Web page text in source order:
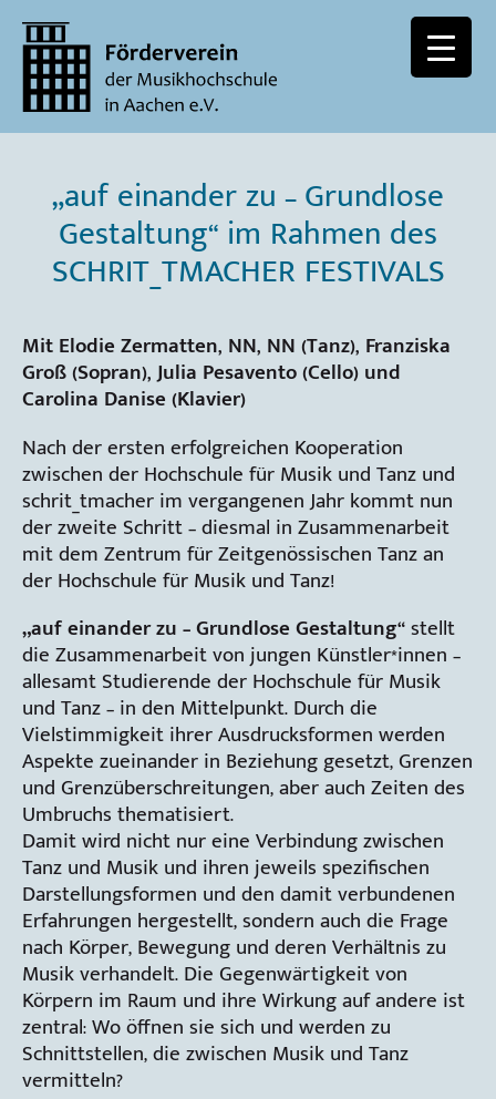
„auf einander zu – Grundlose
Gestaltung“ im Rahmen des
SCHRIT_TMACHER FESTIVALS
Mit Elodie Zermatten, NN, NN (Tanz), Franziska
Groß (Sopran), Julia Pesavento (Cello) und
Carolina Danise (Klavier)
Nach der ersten erfolgreichen Kooperation
zwischen der Hochschule für Musik und Tanz und
schrit_tmacher im vergangenen Jahr kommt nun
der zweite Schritt – diesmal in Zusammenarbeit
mit dem Zentrum für Zeitgenössischen Tanz an
der Hochschule für Musik und Tanz!
„auf einander zu – Grundlose Gestaltung“stellt
die Zusammenarbeit von jungen Künstler*innen –
allesamt Studierende der Hochschule für Musik
und Tanz – in den Mittelpunkt. Durch die
Vielstimmigkeit ihrer Ausdrucksformen werden
Aspekte zueinander in Beziehung gesetzt, Grenzen
und Grenzüberschreitungen, aber auch Zeiten des
Umbruchs thematisiert.
Damit wird nicht nur eine Verbindung zwischen
Tanz und Musik und ihren jeweils spezifischen
Darstellungsformen und den damit verbundenen
Erfahrungen hergestellt, sondern auch die Frage
nach Körper, Bewegung und deren Verhältnis zu
Musik verhandelt. Die Gegenwärtigkeit von
Körpern im Raum und ihre Wirkung auf andere ist
zentral: Wo öffnen sie sich und werden zu
Schnittstellen, die zwischen Musik und Tanz
vermitteln?